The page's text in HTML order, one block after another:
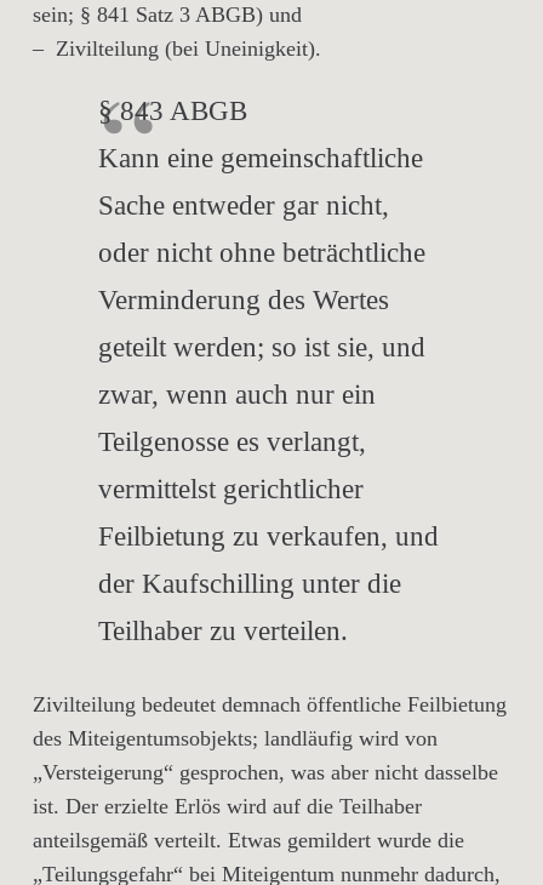
sein; § 841 Satz 3 ABGB) und
– Zivilteilung (bei Uneinigkeit).
§ 843 ABGB
Kann eine gemeinschaftliche
Sache entweder gar nicht,
oder nicht ohne beträchtliche
Verminderung des Wertes
geteilt werden; so ist sie, und
zwar, wenn auch nur ein
Teilgenosse es verlangt,
vermittelst gerichtlicher
Feilbietung zu verkaufen, und
der Kaufschilling unter die
Teilhaber zu verteilen.
Zivilteilung bedeutet demnach öffentliche Feilbietung
des Miteigentumsobjekts; landläufig wird von
„Versteigerung“ gesprochen, was aber nicht dasselbe
ist. Der erzielte Erlös wird auf die Teilhaber
anteilsgemäß verteilt. Etwas gemildert wurde die
„Teilungsgefahr“ bei Miteigentum nunmehr dadurch,